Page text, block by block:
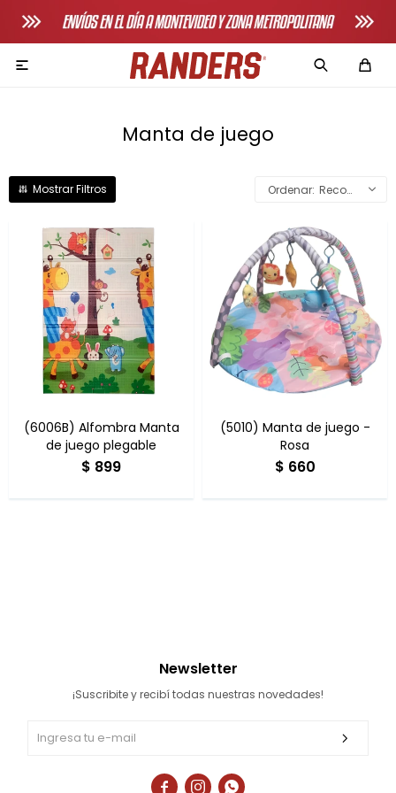

Manta de juego
Recomendados
(6006B) Alfombra Manta
de juego plegable
$ 899
(5010) Manta de juego -
Rosa
$ 660
Newsletter
¡Suscribite y recibí todas nuestras novedades!
  
Adultos
Bicicletas horizonales
Bicicletas spinning
Bicicletas tradicionales
Bancos de pecho
Máquinas de remo
Multigimnasios